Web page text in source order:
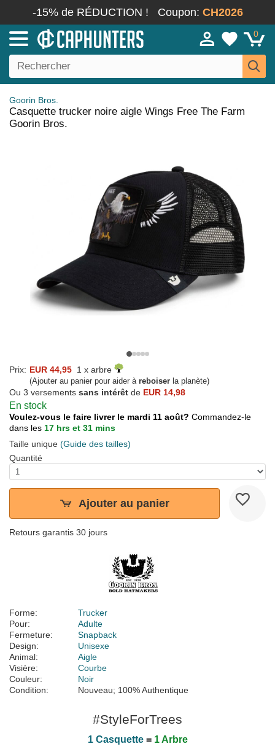
-15% de RÉDUCTION ! Coupon: CH2026
0
Goorin Bros.
Casquette trucker noire aigle Wings Free The Farm
Goorin Bros.
Prix: EUR 44,95 1 x arbre
(Ajouter au panier pour aider à reboiser la planète)
Ou 3 versements sans intérêt de EUR 14,98
En stock
Voulez-vous le faire livrer le mardi 11 août? Commandez-le
dans les 17 hrs et 31 mins
Taille unique (Guide des tailles)
Quantité
Ajouter au panier
Retours garantis 30 jours
Forme:
Trucker
Pour:
Adulte
Fermeture:
Snapback
Design:
Unisexe
Animal:
Aigle
Visière:
Courbe
Couleur:
Noir
Condition:
Nouveau; 100% Authentique
#StyleForTrees
1 Casquette= 1 Arbre